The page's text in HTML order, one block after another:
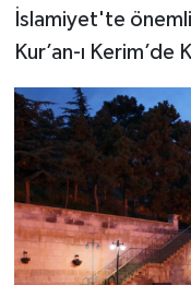
İslamiyet'te
Kur’an-ı Kerim’de